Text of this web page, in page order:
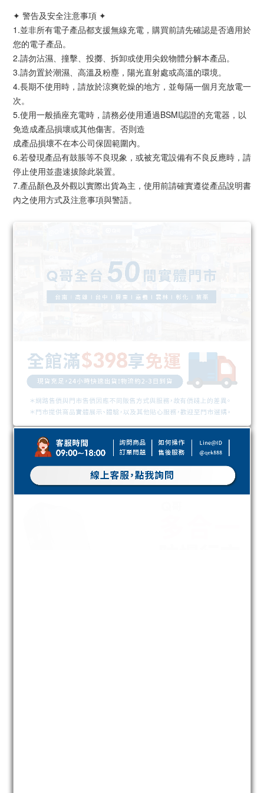
✦ 警告及安全注意事項 ✦
1.並非所有電子產品都支援無線充電，購買前請先確認是否適用於
您的電子產品。
2.請勿沾濕、撞擊、投擲、拆卸或使用尖銳物體分解本產品。
3.請勿置於潮濕、高溫及粉塵，陽光直射處或高溫的環境。
4.長期不使用時，請放於涼爽乾燥的地方，並每隔一個月充放電一
次。
5.使用一般插座充電時，請務必使用通過BSMI認證的充電器，以
免造成產品損壞或其他傷害。否則造
成產品損壞不在本公司保固範圍內。
6.若發現產品有鼓脹等不良現象，或被充電設備有不良反應時，請
停止使用並盡速拔除此裝置。
7.產品顏色及外觀以實際出貨為主，使用前請確實遵從產品說明書
內之使用方式及注意事項與警語。